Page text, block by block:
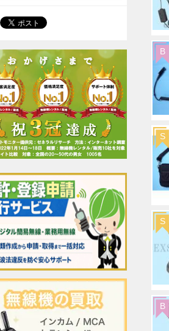
B
S
S
B